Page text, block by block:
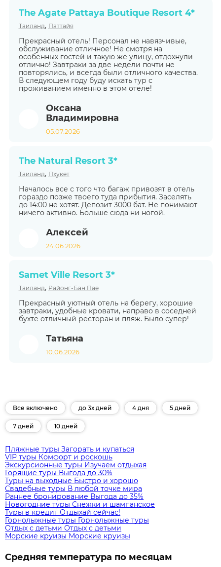
The Agate Pattaya Boutique Resort 4*
Таиланд, Паттайя
Прекрасный отель! Персонал не навязчивые,
обслуживание отличное! Не смотря на
особенных гостей и такую же улицу, отдохнули
отлично! Завтраки за две недели почти не
повторялись, и всегда были отличного качества.
В следующем году буду искать тур с
проживанием именно в этом отеле!
Оксана
Владимировна
05.07.2026
The Natural Resort 3*
Таиланд, Пхукет
Началось все с того что багаж привозят в отель
гораздо позже твоего туда прибытия. Заселять
до 14:00 не хотят. Депозит 3000 бат. Не понимают
ничего активно. Больше сюда ни ногой.
Алексей
24.06.2026
Samet Ville Resort 3*
Таиланд, Районг-Бан Пае
Прекрасный уютный отель на берегу, хорошие
завтраки, удобные кровати, направо в соседней
бухте отличный ресторан и пляж. Было супер!
Татьяна
10.06.2026
Все включено до 3х дней 4 дня 5 дней
7 дней 10 дней
Пляжные туры Загорать и купаться
VIP туры Комфорт и роскошь
Экскурсионные туры Изучаем отдыхая
Горящие туры Выгода до 30%
Туры на выходные Быстро и хорошо
Свадебные туры В любой точке мира
Раннее бронирование Выгода до 35%
Новогодние туры Снежки и шампанское
Туры в кредит Отдыхай сейчас!
Горнолыжные туры Горнолыжные туры
Отдых с детьми Отдых с детьми
Морские круизы Морские круизы
Средняя температура по месяцам